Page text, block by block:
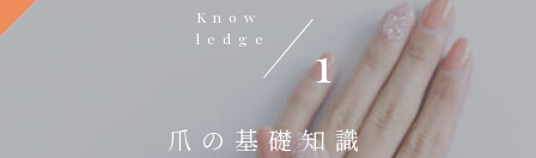
Know
ledge
1
爪の基礎知識